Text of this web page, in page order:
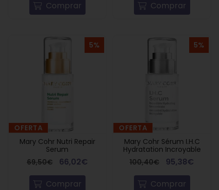
Comprar
Comprar
5%
OFERTA
Mary Cohr Nutri Repair
Serum
69,50€
66,02€
Comprar
5%
OFERTA
Mary Cohr Sérum I.H.C
Hydratation Incroyable
100,40€
95,38€
Comprar